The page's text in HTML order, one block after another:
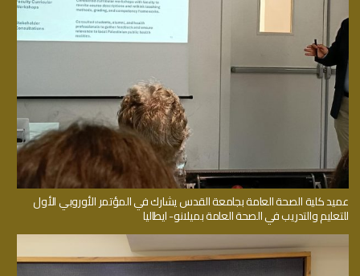
عميد كلية الصحة العامة بجامعة القدس يشارك في المؤتمر الأوروبي الأول
للتعليم والتدريب في الصحة العامة بميلانو- ايطاليا